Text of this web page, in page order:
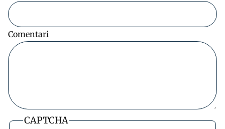
Comentari
CAPTCHA